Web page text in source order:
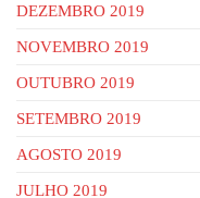
DEZEMBRO 2019
NOVEMBRO 2019
OUTUBRO 2019
SETEMBRO 2019
AGOSTO 2019
JULHO 2019